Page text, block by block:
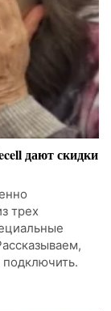
дают скидки
трех
подключить.